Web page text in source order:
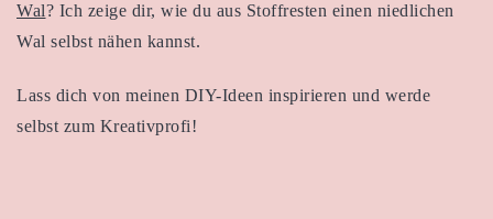
Wal? Ich zeige dir, wie du aus Stoffresten einen niedlichen
Wal selbst nähen kannst.
Lass dich von meinen DIY-Ideen inspirieren und werde
selbst zum Kreativprofi!